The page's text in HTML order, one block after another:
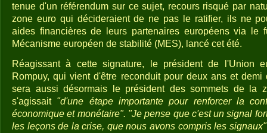
tenue d'un référendum sur ce sujet, recours risqué par
zone euro qui décideraient de ne pas le ratifier, ils ne
aides financières de leurs partenaires européens via le
Mécanisme européen de stabilité (MES), lancé cet été.
Réagissant à cette signature, le président de l'Union
Rompuy, qui vient d'être reconduit pour deux ans et
sera aussi désormais le président des sommets de la
s'agissait "d'une étape importante pour renforcer la
économique et monétaire". "Je pense que c'est un signal
les leçons de la crise, que nous avons compris les signaux"